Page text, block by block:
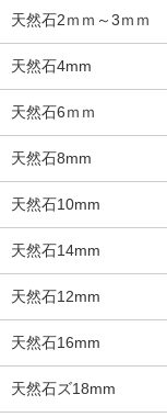
天然石2ｍｍ～3ｍｍ
天然石4mm
天然石6ｍｍ
天然石8mm
天然石10mm
天然石14mm
天然石12mm
天然石16mm
天然石ズ18mm